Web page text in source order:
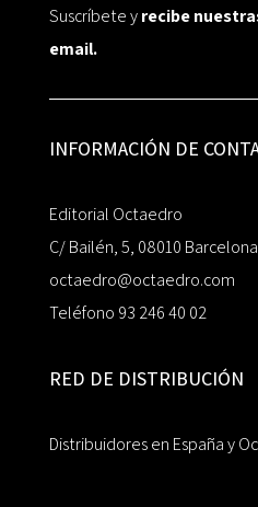
Suscríbete yrecibe
email.
INFORMACIÓN DE
Editorial Octaedro
C/ Bailén, 5, 08010 Barcelona
octaedro@octaedro.com
Teléfono 93 246 40 02
RED DE DISTRIBUCIÓN
Distribuidores en España y